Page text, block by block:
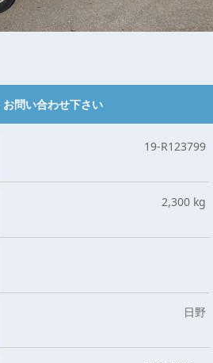
お問い合わせ下さい
19-R123799
2,300 kg
日野